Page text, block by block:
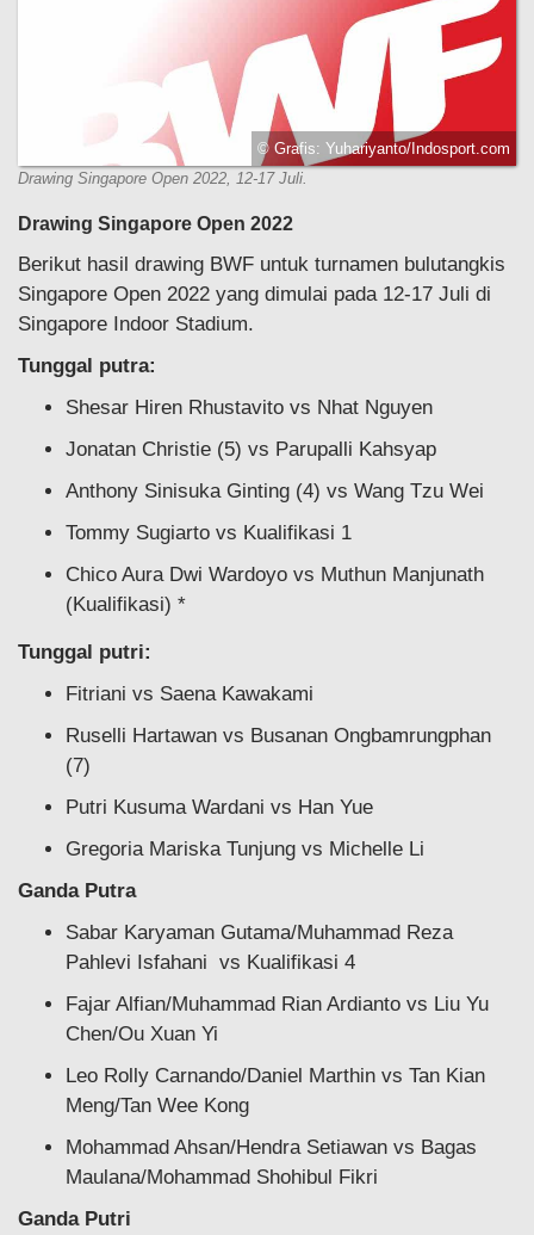
© Grafis: Yuhariyanto/Indosport.com
Drawing Singapore Open 2022, 12-17 Juli.
Drawing Singapore Open 2022
Berikut hasil drawing BWF untuk turnamen bulutangkis
Singapore Open 2022 yang dimulai pada 12-17 Juli di
Singapore Indoor Stadium.
Tunggal putra:
Shesar Hiren Rhustavito vs Nhat Nguyen
Jonatan Christie (5) vs Parupalli Kahsyap
Anthony Sinisuka Ginting (4) vs Wang Tzu Wei
Tommy Sugiarto vs Kualifikasi 1
Chico Aura Dwi Wardoyo vs Muthun Manjunath
(Kualifikasi) *
Tunggal putri:
Fitriani vs Saena Kawakami
Ruselli Hartawan vs Busanan Ongbamrungphan
(7)
Putri Kusuma Wardani vs Han Yue
Gregoria Mariska Tunjung vs Michelle Li
Ganda Putra
Sabar Karyaman Gutama/Muhammad Reza
Pahlevi Isfahani vs Kualifikasi 4
Fajar Alfian/Muhammad Rian Ardianto vs Liu Yu
Chen/Ou Xuan Yi
Leo Rolly Carnando/Daniel Marthin vs Tan Kian
Meng/Tan Wee Kong
Mohammad Ahsan/Hendra Setiawan vs Bagas
Maulana/Mohammad Shohibul Fikri
Ganda Putri